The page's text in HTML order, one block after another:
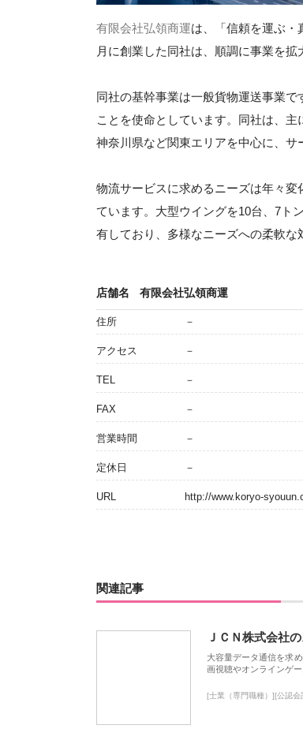
有限会社弘領商運は、「信頼を運ぶ・
月に創業した同社は、順調に事業を拡
同社の基幹事業は一般貨物運送事業
ことを使命としています。同社は、
神奈川県など関東エリアを中心に、サ
物流サービスに求めるニーズは年々
ています。大型ウイングを10台、7ト
有しており、多様なニーズへの柔軟な
店舗名 有限会社弘領商運
住所 －
アクセス －
TEL －
FAX －
営業時間 －
定休日 －
URL http://www.koryo-
関連記事
ＪＣＮ株式会社
大容量データ通信を求
画視聴やオンラインゲ
[士業（専門職種）][公認会